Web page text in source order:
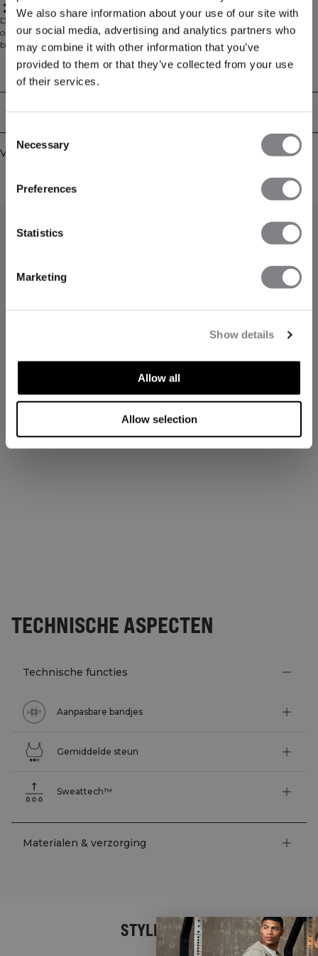
We also share information about your use of our site with
our social media, advertising and analytics partners who
may combine it with other information that you’ve
provided to them or that they’ve collected from your use
of their services.
Consent
Selection
Necessary
Preferences
Statistics
Marketing
Show details
Allow all
Allow selection
Comfortabel en elastisch materiaal
Volledig gevoerd aan de voorkant, zonder cups
De Scrunch Sports Bra is de verbeterde versie van ons originele Scrunch-
ontwerp. Het materiaal is comfortabel en elastisch voor volledige
bewegingsvrijheid. De sport-bh is volledig gevoerd aan de voorkant en heeft
geen cups, voor optimaal comfort. Verstelbare bandjes voor een perfecte
pasvorm. Scrunch en sleutelgat detail aan de voorkant voor een flatterende
look. 77% nylon, 23% elastaan
Technische aspecten
Bezorging en retouren
Vergelijkbare producten
TECHNISCHE ASPECTEN
Technische functies
Aanpasbare bandjes
Gemiddelde steun
Sweattech™
Materialen & verzorging
STYLE WITH